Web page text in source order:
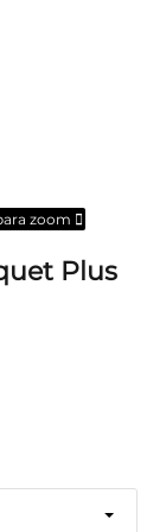
zoom
Plus